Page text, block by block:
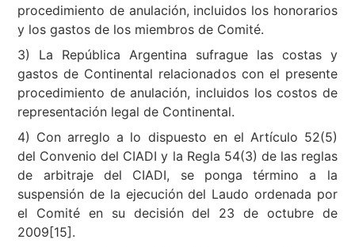
procedimiento de anulación, incluidos los honorarios
y los gastos de los miembros de Comité.
3) La República Argentina sufrague las costas y
gastos de Continental relacionados con el presente
procedimiento de anulación, incluidos los costos de
representación legal de Continental.
4) Con arreglo a lo dispuesto en el Artículo 52(5)
del Convenio del CIADI y la Regla 54(3) de las reglas
de arbitraje del CIADI, se ponga término a la
suspensión de la ejecución del Laudo ordenada por
el Comité en su decisión del 23 de octubre de
2009[15].